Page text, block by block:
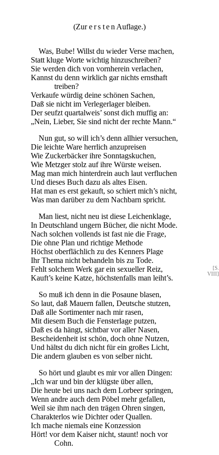
(Zurersten Auflage.)
Was, Bube! Willst du wieder Verse machen,
Statt kluge Worte wichtig hinzuschreiben?
Sie werden dich von vornherein verlachen,
Kannst du denn wirklich gar nichts ernsthaft
treiben?
Verkaufe würdig deine schönen Sachen,
Daß sie nicht im Verlegerlager bleiben.
Der seufzt quartalweis’ sonst dich muffig an:
„Nein, Lieber, Sie sind nicht der rechte Mann.“
Nun gut, so will ich’s denn allhier versuchen,
Die leichte Ware herrlich anzupreisen
Wie Zuckerbäcker ihre Sonntagskuchen,
Wie Metzger stolz auf ihre Würste weisen.
Mag man mich hinterdrein auch laut verfluchen
Und dieses Buch dazu als altes Eisen.
Hat man es erst gekauft, so schiert mich’s nicht,
Was man darüber zu dem Nachbarn spricht.
Man liest, nicht neu ist diese Leichenklage,
In Deutschland ungern Bücher, die nicht Mode.
Nach solchen vollends ist fast nie die Frage,
Die ohne Plan und richtige Methode
Höchst oberflächlich zu des Kenners Plage
Ihr Thema nicht behandeln bis zu Tode.
[S.
VIII]
Fehlt solchem Werk gar ein sexueller Reiz,
Kauft’s keine Katze, höchstenfalls man leiht’s.
So muß ich denn in die Posaune blasen,
So laut, daß Mauern fallen, Deutsche stutzen,
Daß alle Sortimenter nach mir rasen,
Mit diesem Buch die Fensterlage putzen,
Daß es da hängt, sichtbar vor aller Nasen,
Bescheidenheit ist schön, doch ohne Nutzen,
Und hältst du dich nicht für ein großes Licht,
Die andern glauben es von selber nicht.
So hört und glaubt es mir vor allen Dingen:
„Ich war und bin der klügste über allen,
Die heute bei uns nach dem Lorbeer springen,
Wenn andre auch dem Pöbel mehr gefallen,
Weil sie ihm nach den trägen Ohren singen,
Charakterlos wie Dichter oder Quallen.
Ich mache niemals eine Konzession
Hört! vor dem Kaiser nicht, staunt! noch vor
Cohn.